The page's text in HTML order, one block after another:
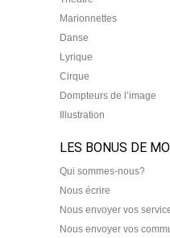
Marionnettes
Danse
Lyrique
Cirque
Dompteurs de l’image
Illustration
LES BONUS DE
Qui sommes-nous?
Nous écrire
Nous envoyer vos
Nous envoyer vos